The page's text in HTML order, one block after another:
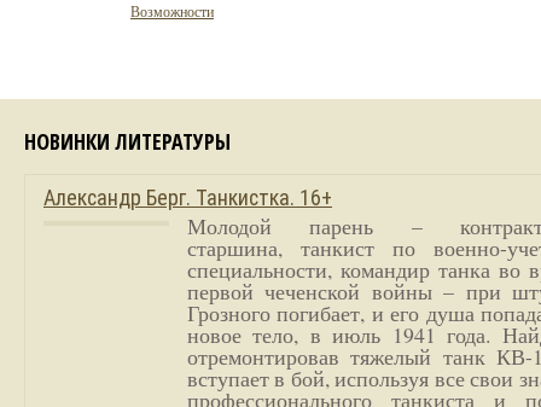
Возможности
НОВИНКИ ЛИТЕРАТУРЫ
Александр Берг. Танкистка. 16+
Молодой парень –
старшина, танкист по военно-
специальности, командир танка во
первой чеченской войны – при
Грозного погибает, и его душа
новое тело, в июль 1941 года.
отремонтировав тяжелый танк
вступает в бой, используя все свои
профессионального танкиста и